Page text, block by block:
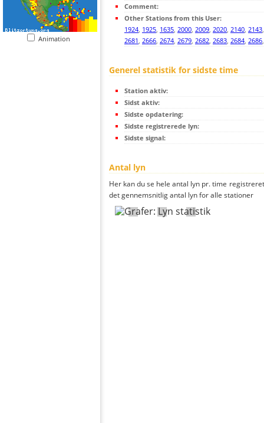
Animation
Comment:
Other Stations from this User:
1924, 1925, 1635, 2000, 2009, 2020, 2140, 2143
2681, 2666, 2674, 2679, 2682, 2683, 2684, 2686
Generel statistik for sidste time
Station aktiv:
Sidst aktiv:
Sidste opdatering:
Sidste registrerede lyn:
Sidste signal:
Antal lyn
Her kan du se hele antal lyn pr. time
det gennemsnitlig antal lyn for alle stationer